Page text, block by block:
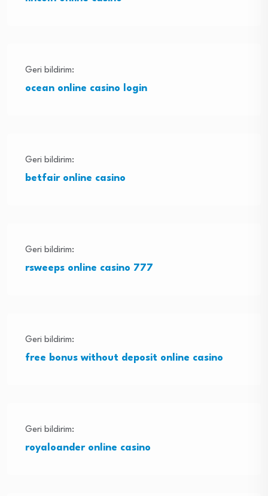
Geri bildirim:
ocean online casino login
Geri bildirim:
betfair online casino
Geri bildirim:
rsweeps online casino 777
Geri bildirim:
free bonus without deposit online casino
Geri bildirim:
royaloander online casino